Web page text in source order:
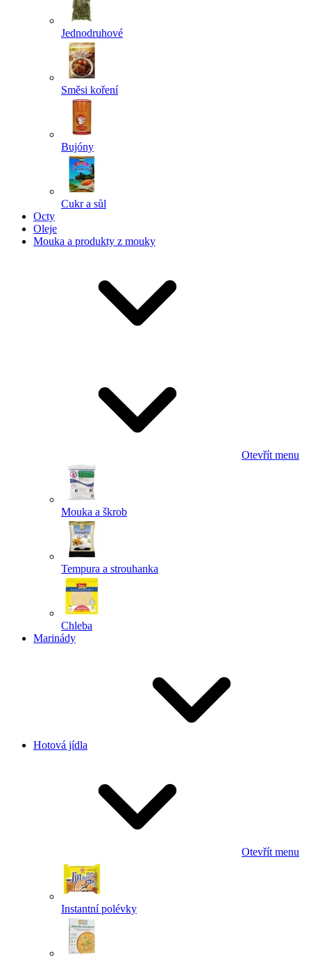
Jednodruhové
Směsi koření
Bujóny
Cukr a sůl
Octy
Oleje
Mouka a produkty z mouky
Otevřít menu
Mouka a škrob
Tempura a strouhanka
Chleba
Marinády
Hotová jídla
Otevřít menu
Instantní polévky
Powered by chaterimo